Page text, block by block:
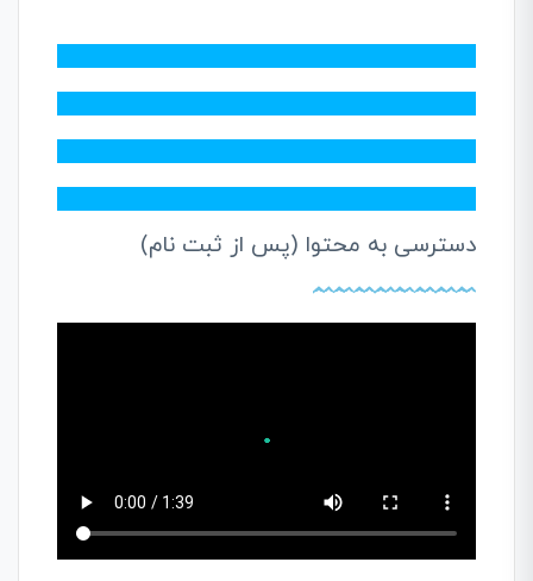
دسترسی به محتوا (پس از ثبت نام)